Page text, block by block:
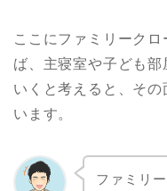
ここにファミリーク
ば、主寝室や子ども
いくと考えると、そ
います。
ファミリ